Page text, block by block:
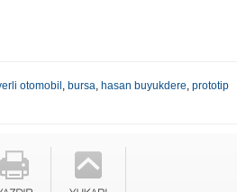
otomobil , bursa, hasan buyukdere, prototip